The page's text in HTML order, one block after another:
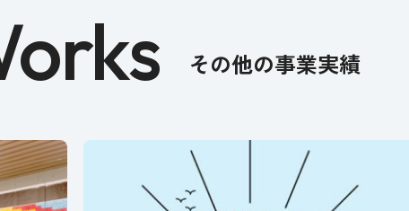
その他の事業実績